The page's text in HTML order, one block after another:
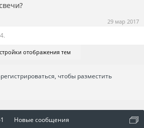
29 мар 2017
отображения тем
чтобы разместить
Новые сообщения